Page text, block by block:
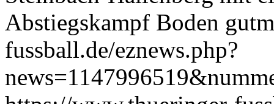
Abstiegskampf Boden
fussball.de/eznews.php?